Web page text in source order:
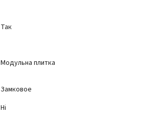
Так
Модульна плитка
Замковое
Ні